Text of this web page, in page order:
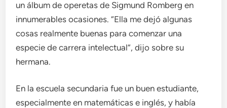
un álbum de operetas de Sigmund Romberg en
innumerables ocasiones. “Ella me dejó algunas
cosas realmente buenas para comenzar una
especie de carrera intelectual”, dijo sobre su
hermana.
En la escuela secundaria fue un buen estudiante,
especialmente en matemáticas e inglés, y había